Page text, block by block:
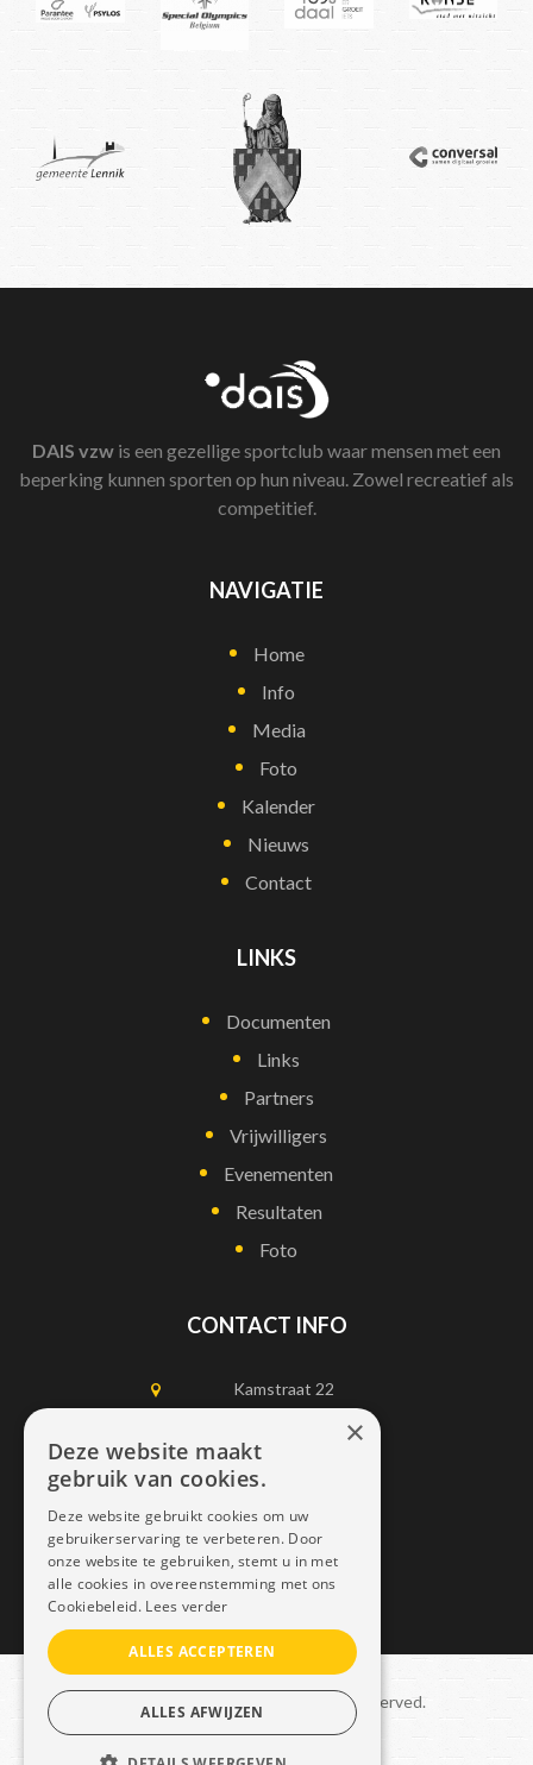
DAIS vzw is een gezellige sportclub waar mensen met een
beperking kunnen sporten op hun niveau. Zowel recreatief als
competitief.
NAVIGATIE
Home
Info
Media
Foto
Kalender
Nieuws
Contact
LINKS
Documenten
Links
Partners
Vrijwilligers
Evenementen
Resultaten
Foto
CONTACT INFO
Kamstraat 22
1750 Lennik
0497452898
info@dais.be
Copyright © 2021 Dais. All rights reserved.
Sitemap–GDPR
×
Deze website maakt
gebruik van cookies.
Deze website gebruikt cookies om uw
gebruikerservaring te verbeteren. Door
onze website te gebruiken, stemt u in met
alle cookies in overeenstemming met ons
Cookiebeleid. Lees verder
ALLES ACCEPTEREN
ALLES AFWIJZEN